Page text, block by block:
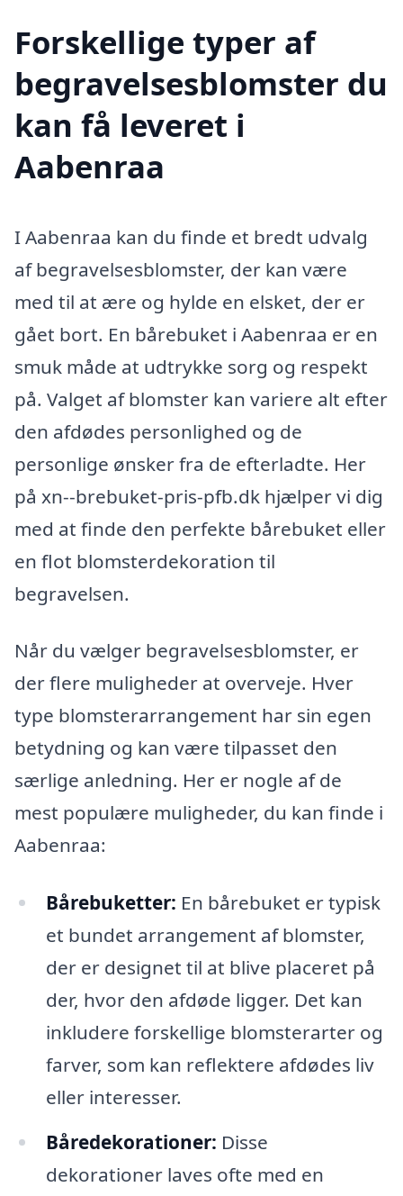
Forskellige typer af
begravelsesblomster du
kan få leveret i
Aabenraa
I Aabenraa kan du finde et bredt udvalg
af begravelsesblomster, der kan være
med til at ære og hylde en elsket, der er
gået bort. En bårebuket i Aabenraa er en
smuk måde at udtrykke sorg og respekt
på. Valget af blomster kan variere alt efter
den afdødes personlighed og de
personlige ønsker fra de efterladte. Her
på xn--brebuket-pris-pfb.dk hjælper vi dig
med at finde den perfekte bårebuket eller
en flot blomsterdekoration til
begravelsen.
Når du vælger begravelsesblomster, er
der flere muligheder at overveje. Hver
type blomsterarrangement har sin egen
betydning og kan være tilpasset den
særlige anledning. Her er nogle af de
mest populære muligheder, du kan finde i
Aabenraa:
Bårebuketter: En bårebuket er typisk
et bundet arrangement af blomster,
der er designet til at blive placeret på
der, hvor den afdøde ligger. Det kan
inkludere forskellige blomsterarter og
farver, som kan reflektere afdødes liv
eller interesser.
Båredekorationer: Disse
dekorationer laves ofte med en